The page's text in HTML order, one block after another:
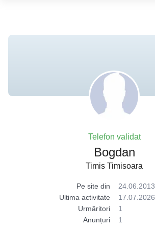
Telefon validat
Bogdan
Timis Timisoara
Pe site din
24.06.2013
Ultima activitate
17.07.2026
Urmăritori
1
Anunțuri
1